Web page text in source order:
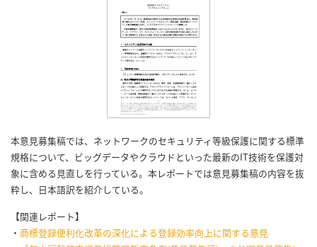
本意見募集稿では、ネットワークのセキュリティ等級保護に関する標準
規格について、ビッグデータやクラウドといった最新のIT技術を保護対
象に含める見直しを行っている。本レポートでは意見募集稿の内容を抜
粋し、日本語訳を紹介している。
【関連レポート】
・ 商標登録便利化改革の深化による登録効率向上に関する意見